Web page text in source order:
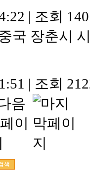
| 조회
국 장춘시
| 조회